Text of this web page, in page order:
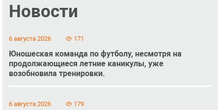
Новости
6 августа 2026 171
Юношеская команда по футболу, несмотря на
продолжающиеся летние каникулы, уже
возобновила тренировки.
6 августа 2026 179